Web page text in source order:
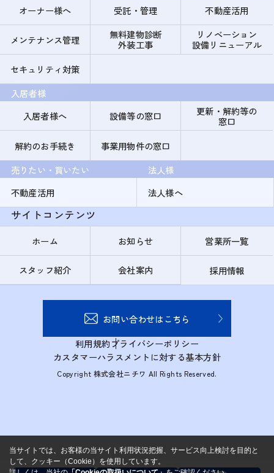
オーナー様へ
受託・管理 不動産活用
メンテナンス管理
無料建物診断
外装工事
リノベーション
設備リニューアル
セキュリティ対策
入居者様
入居者様へ
設備等の窓口
更新・解約等の
窓口
解約のお手続き
事業用物件の窓口
売りたい・買いたい
不動産活用
法人様
法人様へ
サイトコンテンツ
ホーム お知らせ 営業所一覧
スタッフ紹介 会社案内 採用情報
お問い合わせはこちら
利用規約プライバシーポリシー
カスタマーハラスメントに対する基本方針
Copyright 株式会社ニチワ All Rights Reserved.
当サイトでは、お客様の当サイト利用状況把握、サービス向上検討を目的と
して、クッキー（Cookie）を使用しています。